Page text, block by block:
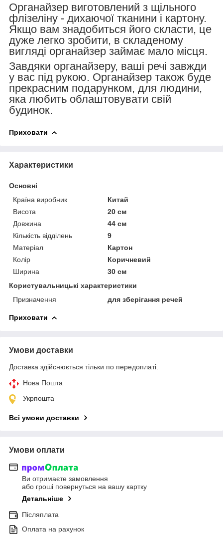
Органайзер виготовлений з щільного
флізеліну - дихаючої тканини і картону.
Якщо вам знадобиться його скласти, це
дуже легко зробити, в складеному
вигляді органайзер займає мало місця.
Завдяки органайзеру, ваші речі завжди
у вас під рукою. Органайзер також буде
прекрасним подарунком, для людини,
яка любить облаштовувати свій
будинок.
Приховати
Характеристики
Основні
Країна виробник
Китай
Висота
20 см
Довжина
44 см
Кількість відділень
9
Матеріал
Картон
Колір
Коричневий
Ширина
30 см
Користувальницькі характеристики
Призначення
для зберігання речей
Приховати
Умови доставки
Доставка здійснюється тільки по передоплаті.
Нова Пошта
Укрпошта
Всі умови доставки
Умови оплати
Ви отримаєте замовлення
або гроші повернуться на вашу картку
Детальніше
Післяплата
Оплата на рахунок